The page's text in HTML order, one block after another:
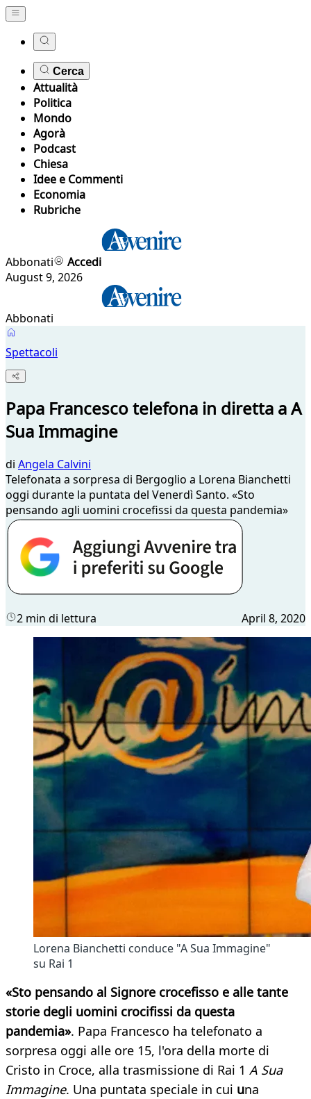
Cerca
Attualità
Politica
Mondo
Agorà
Podcast
Chiesa
Idee e Commenti
Economia
Rubriche
Abbonati
Accedi
August 9, 2026
Abbonati
Spettacoli
Papa Francesco telefona in diretta a A
Sua Immagine
di Angela Calvini
Telefonata a sorpresa di Bergoglio a Lorena Bianchetti
oggi durante la puntata del Venerdì Santo. «Sto
pensando agli uomini crocefissi da questa pandemia»
2 min di lettura April 8, 2020
Lorena Bianchetti conduce "A Sua Immagine"
su Rai 1
«Sto pensando al Signore crocefisso e alle tante
storie degli uomini crocifissi da questa
pandemia». Papa Francesco ha telefonato a
sorpresa oggi alle ore 15, l'ora della morte di
Cristo in Croce, alla trasmissione di Rai 1 A Sua
Immagine. Una puntata speciale in cui una